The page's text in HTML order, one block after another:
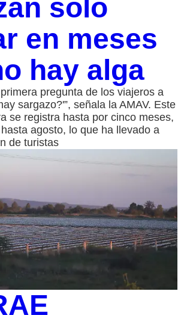
solo
en meses
hay alga
pregunta de los viajeros a
sargazo?'”, señala la AMAV. Este
se registra hasta por cinco meses,
agosto, lo que ha llevado a
de turistas